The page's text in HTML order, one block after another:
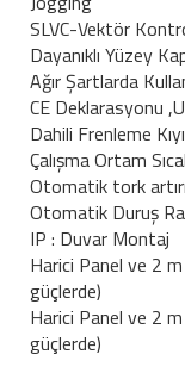
SLVC-Vektör
Dayanıklı Yüzey
Ağır Şartlarda
CE Deklarasyonu
Dahili Frenleme
Çalışma Ortam
Otomatik tork
Otomatik Duruş
IP : Duvar Montaj
Harici Panel ve 2
güçlerde)
Harici Panel ve 2
güçlerde)